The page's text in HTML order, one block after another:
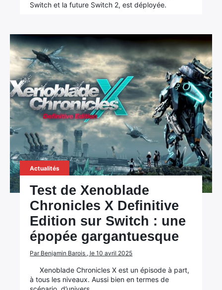
Switch et la future Switch 2, est déployée.
Actualités
Test de Xenoblade
Chronicles X Definitive
Edition sur Switch : une
épopée gargantuesque
Par Benjamin Barois , le 10 avril 2025
Xenoblade Chronicles X est un épisode à part,
à tous les niveaux. Aussi bien en termes de